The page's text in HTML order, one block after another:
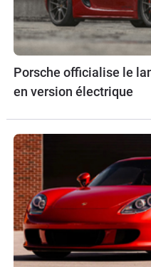
Porsche officialise le
en version électrique